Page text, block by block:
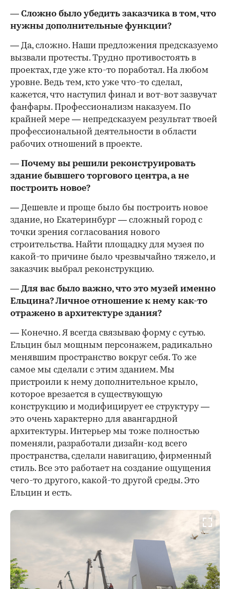
— Сложно было убедить заказчика в том, что
нужны дополнительные функции?
— Да, сложно. Наши предложения предсказуемо
вызвали протесты. Трудно противостоять в
проектах, где уже кто-то поработал. На любом
уровне. Ведь тем, кто уже что-то сделал,
кажется, что наступил финал и вот-вот зазвучат
фанфары. Профессионализм наказуем. По
крайней мере — непредсказуем результат твоей
профессиональной деятельности в области
рабочих отношений в проекте.
— Почему вы решили реконструировать
здание бывшего торгового центра, а не
построить новое?
— Дешевле и проще было бы построить новое
здание, но Екатеринбург — сложный город с
точки зрения согласования нового
строительства. Найти площадку для музея по
какой-то причине было чрезвычайно тяжело, и
заказчик выбрал реконструкцию.
— Для вас было важно, что это музей именно
Ельцина? Личное отношение к нему как-то
отражено в архитектуре здания?
— Конечно. Я всегда связываю форму с сутью.
Ельцин был мощным персонажем, радикально
менявшим пространство вокруг себя. То же
самое мы сделали с этим зданием. Мы
пристроили к нему дополнительное крыло,
которое врезается в существующую
конструкцию и модифицирует ее структуру —
это очень характерно для авангардной
архитектуры. Интерьер мы тоже полностью
поменяли, разработали дизайн-код всего
пространства, сделали навигацию, фирменный
стиль. Все это работает на создание ощущения
чего-то другого, какой-то другой среды. Это
Ельцин и есть.